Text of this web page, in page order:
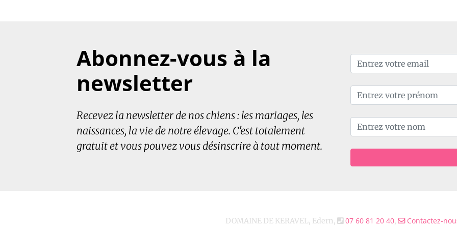
Abonnez-vous à la
newsletter
Recevez la newsletter de nos chiens : les mariages, les
naissances, la vie de notre élevage. C'est totalement
gratuit et vous pouvez vous désinscrire à tout moment.
DOMAINE DE KERAVEL, Edern, 07 60 81 20 40, Contactez-